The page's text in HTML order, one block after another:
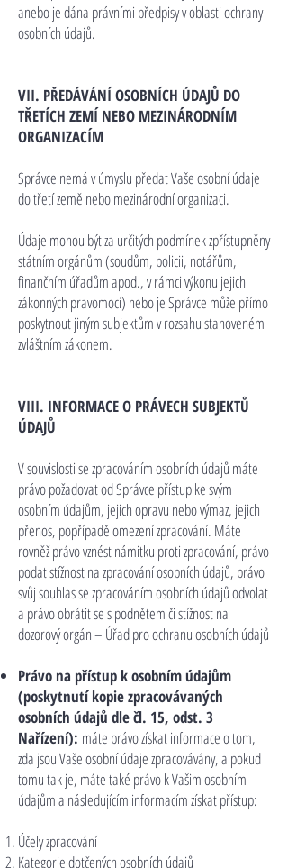
anebo je dána právními předpisy v oblasti ochrany
osobních údajů.
VII. PŘEDÁVÁNÍ OSOBNÍCH ÚDAJŮ DO
TŘETÍCH ZEMÍ NEBO MEZINÁRODNÍM
ORGANIZACÍM
Správce nemá v úmyslu předat Vaše osobní údaje
do třetí země nebo mezinárodní organizaci.
Údaje mohou být za určitých podmínek zpřístupněny
státním orgánům (soudům, policii, notářům,
finančním úřadům apod., v rámci výkonu jejich
zákonných pravomocí) nebo je Správce může přímo
poskytnout jiným subjektům v rozsahu stanoveném
zvláštním zákonem.
VIII. INFORMACE O PRÁVECH SUBJEKTŮ
ÚDAJŮ
V souvislosti se zpracováním osobních údajů máte
právo požadovat od Správce přístup ke svým
osobním údajům, jejich opravu nebo výmaz, jejich
přenos, popřípadě omezení zpracování. Máte
rovněž právo vznést námitku proti zpracování, právo
podat stížnost na zpracování osobních údajů, právo
svůj souhlas se zpracováním osobních údajů odvolat
a právo obrátit se s podnětem či stížnost na
dozorový orgán – Úřad pro ochranu osobních údajů
Právo na přístup k osobním údajům
(poskytnutí kopie zpracovávaných
osobních údajů dle čl. 15, odst. 3
Nařízení): máte právo získat informace o tom,
zda jsou Vaše osobní údaje zpracovávány, a pokud
tomu tak je, máte také právo k Vašim osobním
údajům a následujícím informacím získat přístup:
Účely zpracování
Kategorie dotčených osobních údajů